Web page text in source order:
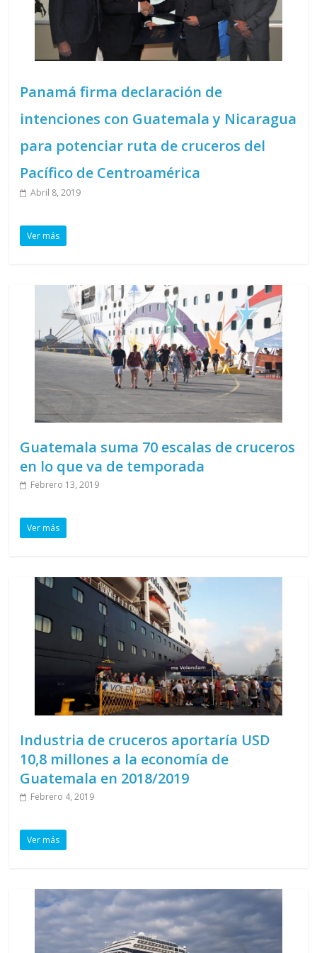
Panamá firma declaración de
intenciones con Guatemala y Nicaragua
para potenciar ruta de cruceros del
Pacífico de Centroamérica
Abril 8, 2019
Ver más
Guatemala suma 70 escalas de cruceros
en lo que va de temporada
Febrero 13, 2019
Ver más
Industria de cruceros aportaría USD
10,8 millones a la economía de
Guatemala en 2018/2019
Febrero 4, 2019
Ver más